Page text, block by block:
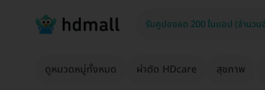
ดูหมวดหมู่ทั้งหมด ผ่าตัด HDcare สุขภาพ